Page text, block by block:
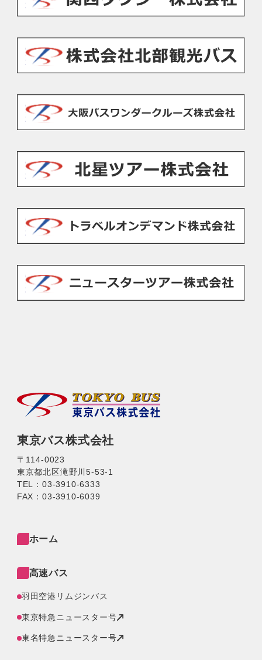
東京バス株式会社
〒114-0023
東京都北区滝野川5-53-1
TEL：03-3910-6333
FAX：03-3910-6039
ホーム
高速バス
羽田空港リムジンバス
東京特急ニュースター号
東名特急ニュースター号